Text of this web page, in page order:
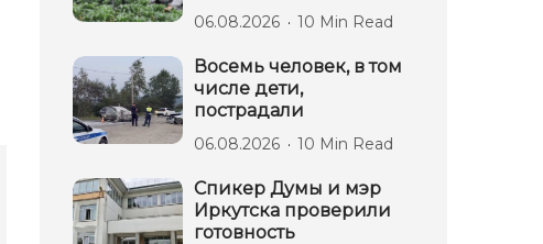
06.08.2026 10 Min Read
Восемь человек, в том
числе дети,
пострадали
06.08.2026 10 Min Read
Спикер Думы и мэр
Иркутска проверили
готовность